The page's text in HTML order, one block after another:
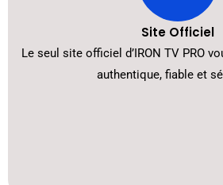
Site Officiel
Le seul site officiel d’IRON TV PRO
authentique, fiable et